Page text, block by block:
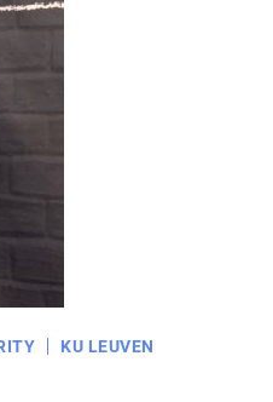
KU LEUVEN